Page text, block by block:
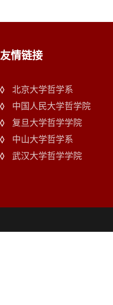
友情链接
北京大学哲学系
中国人民大学哲学院
复旦大学哲学学院
中山大学哲学系
武汉大学哲学学院